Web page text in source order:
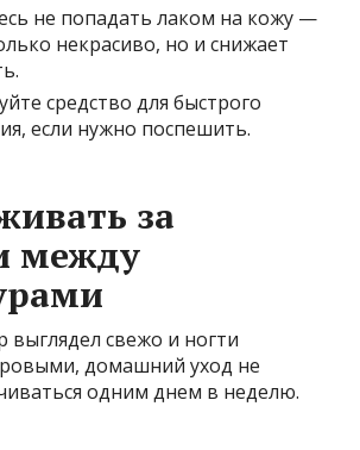
не попадать лаком на кожу —
некрасиво, но и снижает
средство для быстрого
если нужно поспешить.
за
между
свежо и ногти
домашний уход не
одним днем в неделю.